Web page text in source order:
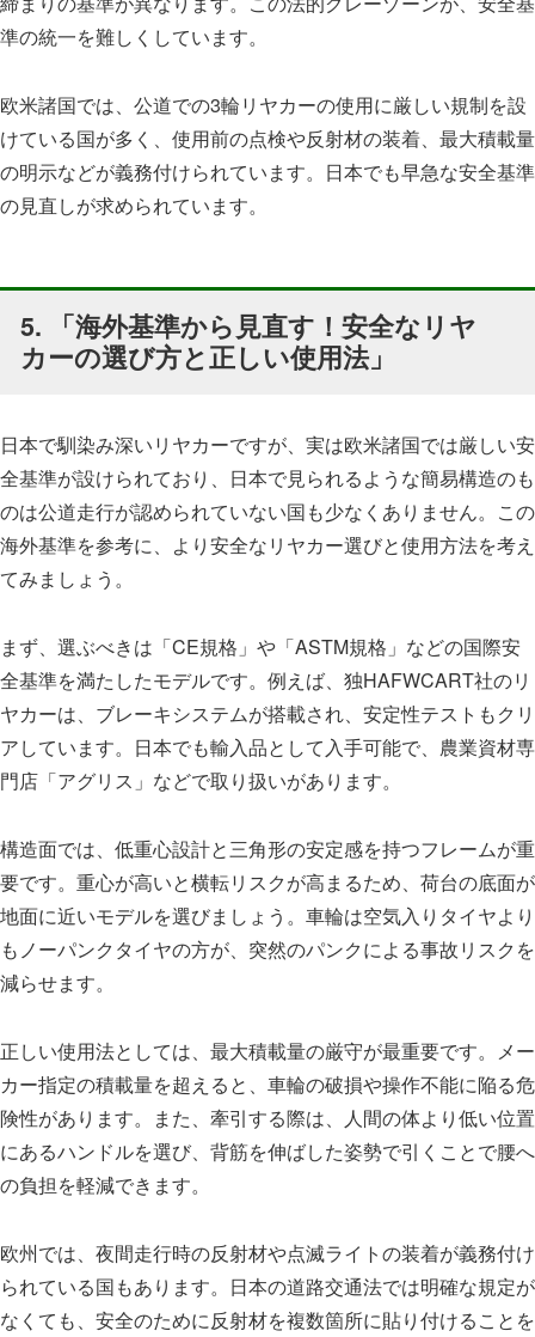
準の統一を難しくしています。
欧米諸国では、公道での3輪リヤカーの使用に厳しい規制を設
けている国が多く、使用前の点検や反射材の装着、最大積載量
の明示などが義務付けられています。日本でも早急な安全基準
の見直しが求められています。
5. 「海外基準から見直す！安全なリヤ
カーの選び方と正しい使用法」
日本で馴染み深いリヤカーですが、実は欧米諸国では厳しい安
全基準が設けられており、日本で見られるような簡易構造のも
のは公道走行が認められていない国も少なくありません。この
海外基準を参考に、より安全なリヤカー選びと使用方法を考え
てみましょう。
まず、選ぶべきは「CE規格」や「ASTM規格」などの国際安
全基準を満たしたモデルです。例えば、独HAFWCART社のリ
ヤカーは、ブレーキシステムが搭載され、安定性テストもクリ
アしています。日本でも輸入品として入手可能で、農業資材専
門店「アグリス」などで取り扱いがあります。
構造面では、低重心設計と三角形の安定感を持つフレームが重
要です。重心が高いと横転リスクが高まるため、荷台の底面が
地面に近いモデルを選びましょう。車輪は空気入りタイヤより
もノーパンクタイヤの方が、突然のパンクによる事故リスクを
減らせます。
正しい使用法としては、最大積載量の厳守が最重要です。メー
カー指定の積載量を超えると、車輪の破損や操作不能に陥る危
険性があります。また、牽引する際は、人間の体より低い位置
にあるハンドルを選び、背筋を伸ばした姿勢で引くことで腰へ
の負担を軽減できます。
欧州では、夜間走行時の反射材や点滅ライトの装着が義務付け
られている国もあります。日本の道路交通法では明確な規定が
なくても、安全のために反射材を複数箇所に貼り付けることを